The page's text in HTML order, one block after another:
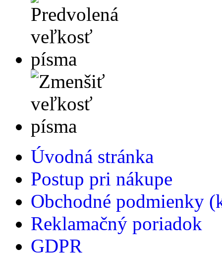
Úvodná stránka
Postup pri nákupe
Obchodné podmienky
Reklamačný poriadok
GDPR